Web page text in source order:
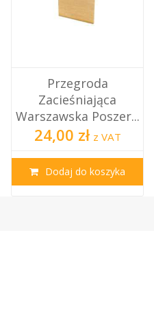
Przegroda
Zacieśniająca
Warszawska Poszer...
24,00 zł z VAT
Dodaj do koszyka